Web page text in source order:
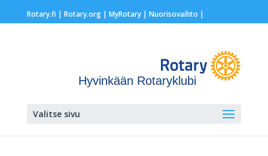
Rotary.fi | Rotary.org| MyRotary | Nuorisovaihto |
Hyvinkään Rotaryklubi
Valitse sivu